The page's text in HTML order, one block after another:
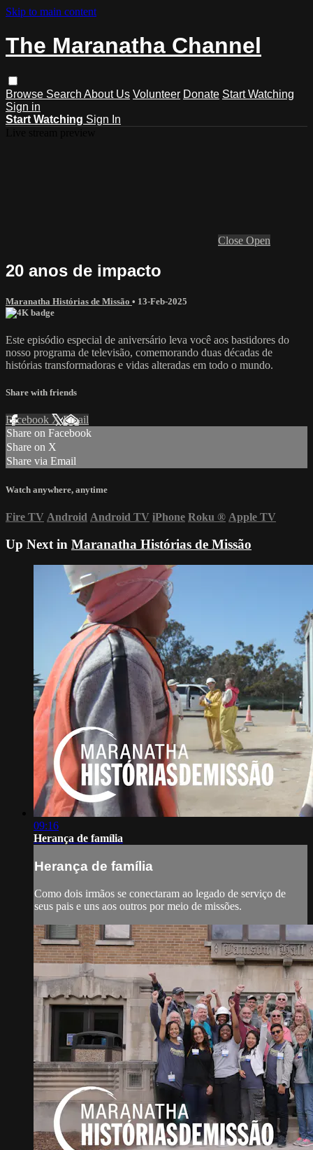
Skip to main content
The Maranatha Channel
Browse Search About Us Volunteer Donate Start Watching
Sign in
Start Watching Sign In
Close Open
20 anos de impacto
Maranatha Histórias de Missão • 13-Feb-2025
Este episódio especial de aniversário leva você aos bastidores do
nosso programa de televisão, comemorando duas décadas de
histórias transformadoras e vidas alteradas em todo o mundo.
Share with friends
Facebook XEmail
Share on Facebook
Share on X
Share via Email
Watch anywhere, anytime
Fire TV Android Android TV iPhone Roku ® Apple TV
Up Next in Maranatha Histórias de Missão
09:16
Herança de família
Herança de família
Como dois irmãos se conectaram ao legado de serviço de
seus pais e uns aos outros por meio de missões.